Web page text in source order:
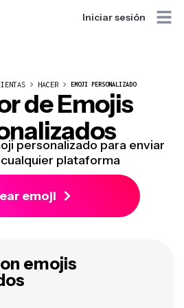
Iniciar sesión
HACER EMOJI PERSONALIZADO
de Emojis
personalizado para enviar
plataforma
emoji
emojis